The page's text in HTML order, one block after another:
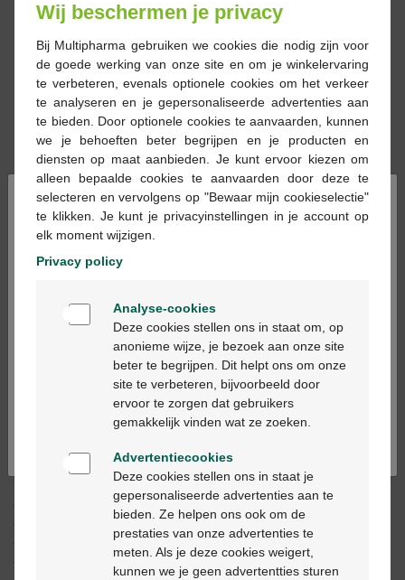
13,60 €
Commander
En stock en ligne
+ Ajouter au panier
Quantité max. = 12
Les jours ouvrables commandé avant 12h, livré
le jour ouvrable suivant
gratuite
dans votre pharmacie Multipharma
Livraison à domicile
gratuite
à partir de 55 €
sécurisé
Service clientèle
par chat ou formulaire de contact
×
Bienvenue
Ga verder in het nederlands
Continuez en français
Wij beschermen je privacy
Bij Multipharma gebruiken we cookies die nodig zijn voor
de goede werking van onze site en om je winkelervaring
te verbeteren, evenals optionele cookies om het verkeer
te analyseren en je gepersonaliseerde advertenties aan
te bieden. Door optionele cookies te aanvaarden, kunnen
we je behoeften beter begrijpen en je producten en
diensten op maat aanbieden. Je kunt ervoor kiezen om
alleen bepaalde cookies te aanvaarden door deze te
selecteren en vervolgens op "Bewaar mijn cookieselectie"
te klikken. Je kunt je privacyinstellingen in je account op
elk moment wijzigen.
Privacy policy
Analyse-cookies
Deze cookies stellen ons in staat om, op
anonieme wijze, je bezoek aan onze site
beter te begrijpen. Dit helpt ons om onze
site te verbeteren, bijvoorbeeld door
ervoor te zorgen dat gebruikers
gemakkelijk vinden wat ze zoeken.
Advertentiecookies
Deze cookies stellen ons in staat je
gepersonaliseerde advertenties aan te
bieden. Ze helpen ons ook om de
prestaties van onze advertenties te
meten. Als je deze cookies weigert,
kunnen we je geen advertentties sturen